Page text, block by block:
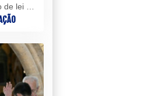
lei em
que
com a